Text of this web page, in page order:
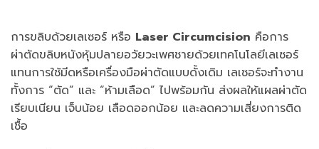
การขลิบด้วยเลเซอร์ หรือ Laser Circumcision คือการ
ผ่าตัดขลิบหนังหุ้มปลายอวัยวะเพศชายด้วยเทคโนโลยีเลเซอร์
แทนการใช้มีดหรือเครื่องมือผ่าตัดแบบดั้งเดิม เลเซอร์จะทำงาน
ทั้งการ “ตัด” และ “ห้ามเลือด” ไปพร้อมกัน ส่งผลให้แผลผ่าตัด
เรียบเนียน เจ็บน้อย เลือดออกน้อย และลดความเสี่ยงการติด
เชื้อ